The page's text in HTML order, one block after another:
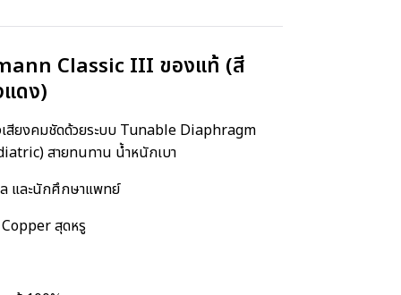
Classic III ของแท้ (สี
ดง)
ยงคมชัดด้วยระบบ Tunable Diaphragm
สายทนทาน น้ำหนักเบา
และนักศึกษาแพทย์
สุดหรู